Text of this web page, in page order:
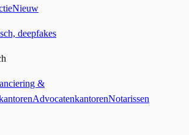
Nieuw
deepfakes
&
AdvocatenkantorenNotarissen